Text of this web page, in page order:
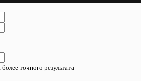
точного результата